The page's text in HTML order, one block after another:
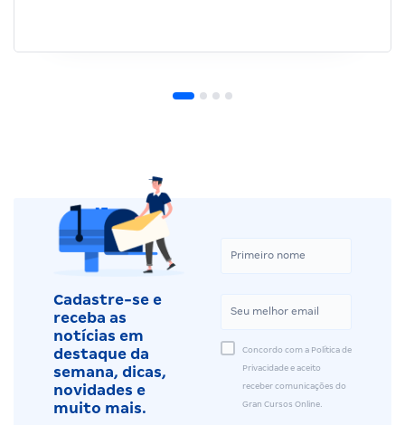
Cadastre-se e
receba as
notícias em
destaque da
semana, dicas,
novidades e
muito mais.
Concordo com a Política de
Privacidade e aceito
receber comunicações do
Gran Cursos Online.